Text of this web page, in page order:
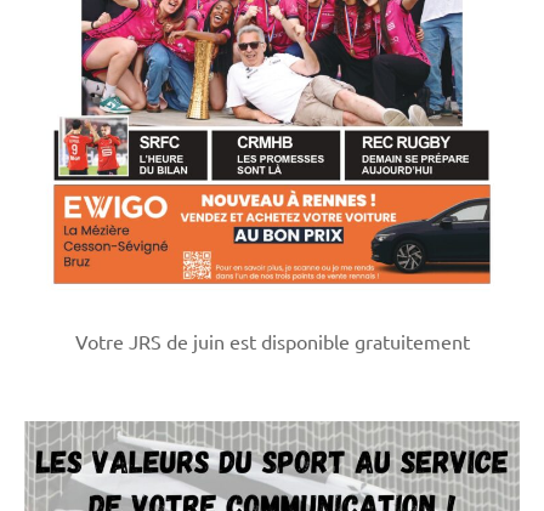
Votre JRS de juin est disponible gratuitement